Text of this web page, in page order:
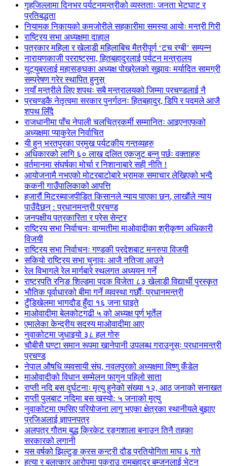
गृहजिल्लामा दिनभर पर्यटनमन्त्रीको व्यस्तताः जनता भेटघाट र
प्रतिबद्धता
नियामक निकायको कमजोरीले सहकारीमा समस्या आयोः मन्त्री गिरी
राष्ट्रिय सभा अध्यक्षमा दाहाल
पत्रकार महिला र खेलाडी महिलाबिच मैत्रीपूर्ण ‘टच रग्बी’ सम्पन्न
नारायणकाजी परराष्ट्रमा, हितबहादुरलाई पर्यटन मन्त्रालय
युट्युबरलाई महासङ्घका अध्यक्ष पोख्रेलको सुझावः मर्यादित सामग्री
सम्प्रेषण गरेर स्थापित हुनुस्
नयाँ मन्त्रीले लिए शपथः सबै मन्त्रालयको जिम्मा प्रचण्डलाई नै
प्रचण्डकै नेतृत्वमा सरकार पुनर्गठनः हितबहादुर, डिपि र पदमले आजै
शपथ लिँदै
राजधानीमा पाँच नेपाली चलचित्रकर्मी सम्मानितः आइएनएफको
अध्यक्षमा प्याकुरेल निर्वाचित
यी हुन् भरतपुरका प्रमुख पर्यटकीय गन्तव्यहरु
अधिकारको लागि ६० लाख दलित एकजुट बन्नु पर्छः वक्ताहरु
वर्तमानमा संघर्षका मोर्चा र निशानाबारे सही नीति !
आयोजनामै नभएको मोटरबाटोबारे भ्रामक समाचार लेखिएको भन्दै
ककनी गाउँपालिकाको आपत्ति
हजारौं मिटरब्याजपीडित किसानले न्याय पाएका छन्, लाखौंले न्याय
पाउँदैछन् : प्रधानमन्त्री प्रचण्ड
जनपक्षीय पत्रकारिता र प्रेस सेन्टर
राष्ट्रिय सभा निर्वाचनः वाग्मतीमा माओवादीका श्रीकृष्ण अधिकारी
विजयी
राष्ट्रिय सभा निर्वाचनः गण्डकी प्रदेशबाट मनरुपा विजयी
सकियो राष्ट्रिय सभा चुनावः आजै नतिजा आउने
रेल विभागले रेल मार्गबारे स्थलगत अध्ययन गर्ने
राष्ट्रपति रनिङ शिल्डमा पदक विजेता ८३ खेलाडी विद्यार्थी पुरस्कृत
भौतिक पूर्वाधारको बीमा गर्ने व्यवस्था गर्छौंः प्रधानमन्त्री
टुँडिखेलमा भागदौड हुँदा १६ जना घाइते
माओवादीमा बेलकोटगढी ५ को अध्यक्ष पूर्ण भूर्तेल
एमालेका केन्द्रीय सदस्य माओ‌वादीमा आए
नुवाकोटमा जुधाइयो ३८ हल गोरु
चौबीसै घण्टा समान रूपमा खानेपानी उपलब्ध गराउनुस्ः प्रधानमन्त्री
प्रचण्ड
नेपाल औषधि व्यवसायी संघ, नवलपुरको अध्यक्षमा विष्णु कँडेल
माओवादीको विधान सम्मेलन फागुन पहिलो साता
राप्ती नदि बस दुर्घटनाः मृत्यु हुनेको संख्या १२, आठ जनाको सनाखत
राप्ती पुलबाट नदिमा बस खस्यो: ५ जनाको मृत्यु
नुवाकोटमा एमसिए परियोजना लागु भएका क्षेत्रका स्थानीयले बुझाए
प्रजिअलाई ज्ञापनपत्र
अलपत्र गौतम बुद्ध क्रिकेट रङ्गशाला बनाउन तिनै तहका
सरकारको लगानी
यस वर्षको झिल्टुङ क्रस कन्ट्री दौड प्रतियोगिता माघ ६ गते
हत्या र बलत्कार आरोपमा पक्राउ रामबहादुर बम्जनलाई भेट्न